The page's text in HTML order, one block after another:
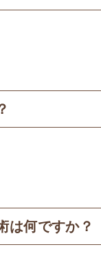
は何ですか？